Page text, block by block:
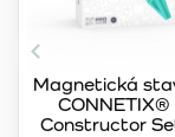
Magnetická
CONNETIX®
Constructor